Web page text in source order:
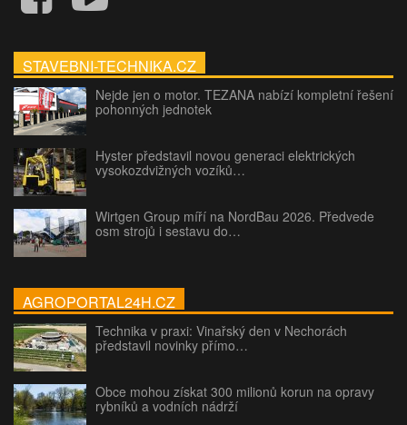
STAVEBNI-TECHNIKA.CZ
Nejde jen o motor. TEZANA nabízí kompletní řešení
pohonných jednotek
Hyster představil novou generaci elektrických
vysokozdvižných vozíků…
Wirtgen Group míří na NordBau 2026. Předvede
osm strojů i sestavu do…
AGROPORTAL24H.CZ
Technika v praxi: Vinařský den v Nechorách
představil novinky přímo…
Obce mohou získat 300 milionů korun na opravy
rybníků a vodních nádrží